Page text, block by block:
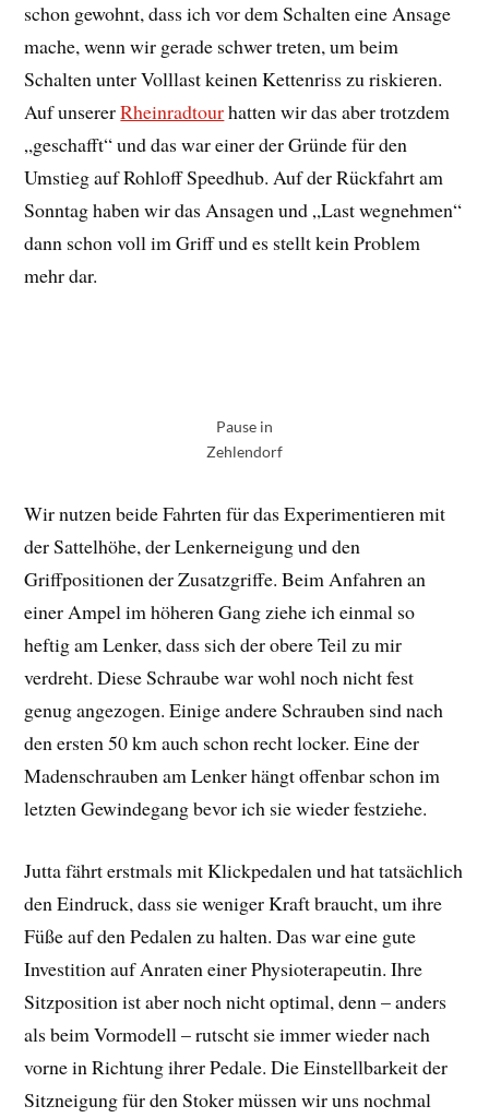
schon gewohnt, dass ich vor dem Schalten eine Ansage
mache, wenn wir gerade schwer treten, um beim
Schalten unter Volllast keinen Kettenriss zu riskieren.
Auf unsererRheinradtourhatten wir das aber trotzdem
„geschafft“ und das war einer der Gründe für den
Umstieg auf Rohloff Speedhub. Auf der Rückfahrt am
Sonntag haben wir das Ansagen und „Last wegnehmen“
dann schon voll im Griff und es stellt kein Problem
mehr dar.
Pause in
Zehlendorf
Wir nutzen beide Fahrten für das Experimentieren mit
der Sattelhöhe, der Lenkerneigung und den
Griffpositionen der Zusatzgriffe. Beim Anfahren an
einer Ampel im höheren Gang ziehe ich einmal so
heftig am Lenker, dass sich der obere Teil zu mir
verdreht. Diese Schraube war wohl noch nicht fest
genug angezogen. Einige andere Schrauben sind nach
den ersten 50 km auch schon recht locker. Eine der
Madenschrauben am Lenker hängt offenbar schon im
letzten Gewindegang bevor ich sie wieder festziehe.
Jutta fährt erstmals mit Klickpedalen und hat tatsächlich
den Eindruck, dass sie weniger Kraft braucht, um ihre
Füße auf den Pedalen zu halten. Das war eine gute
Investition auf Anraten einer Physioterapeutin. Ihre
Sitzposition ist aber noch nicht optimal, denn – anders
als beim Vormodell – rutscht sie immer wieder nach
vorne in Richtung ihrer Pedale. Die Einstellbarkeit der
Sitzneigung für den Stoker müssen wir uns nochmal